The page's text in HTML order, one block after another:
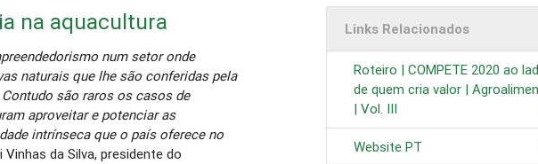
na aquacultura
num setor onde
naturais que lhe são conferidas pela
são raros os casos de
aproveitar e potenciar as
intrínseca que o país oferece no
Vinhas da Silva, presidente do
Links Relacionados
Roteiro | COMPETE 2020 ao
de quem cria valor |
| Vol. III
Website PT